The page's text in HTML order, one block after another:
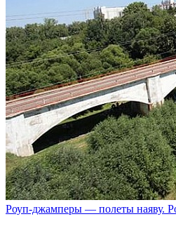
Роуп-джамперы — полеты наяву.